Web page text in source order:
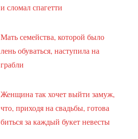
и сломал спагетти
Мать семейства, которой было
лень обуваться, наступила на
грабли
Женщина так хочет выйти замуж,
что, приходя на свадьбы, готова
биться за каждый букет невесты